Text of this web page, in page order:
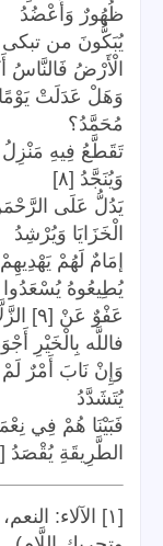
ظُهُورٌ وَأَعْضُدُ
يُبَكُّونَ من
الْأَرْضُ فَالنَّاسُ
وَهَلْ عَدَلَتْ
مُحَمَّدُ؟
تَقَطَّعُ فِيهِ مَنْزِلُ
وَيُنَجَّدُ [٨]
يَدُلُّ عَلَى
الْخَزَايَا وَيُرْشِدُ
إمَامٌ لَهُمْ
يُطِيعُوهُ يُسْعَدُوا
عَفْوٌ
فاللَّه بِالْخَيْرِ
وَإِنْ نَابَ أَمْرٌ
يُتَشَدَّدُ
الطَّرِيقَةِ يُقْصَدُ [١١]
[١] الآلاء: